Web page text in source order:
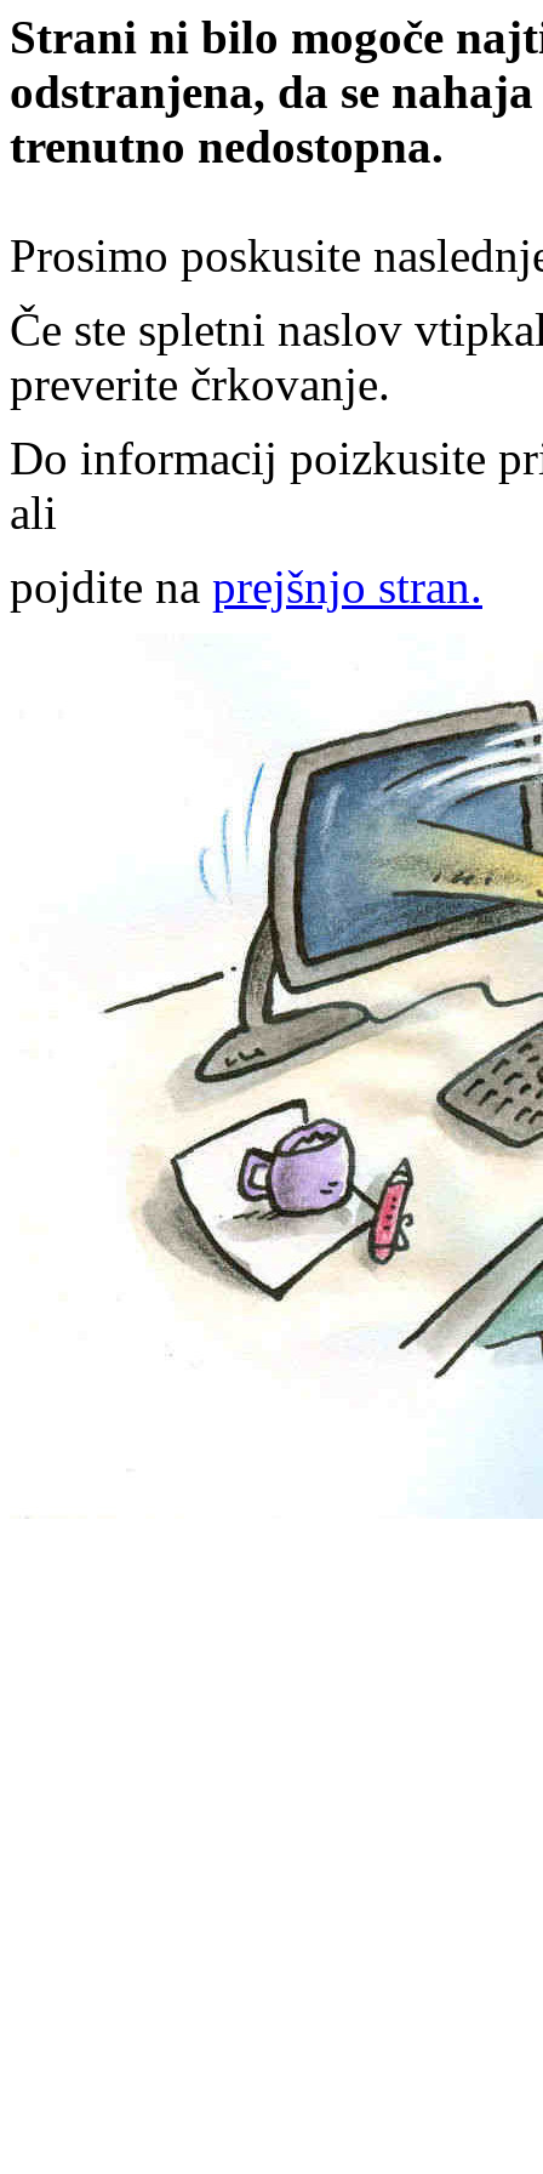
Strani ni bilo mogoče
odstranjena, da se
trenutno nedostopna.
Prosimo poskusite
Če ste spletni naslov
preverite črkovanje.
Do informacij poizkusite
ali
pojdite na prejšnjo stran.